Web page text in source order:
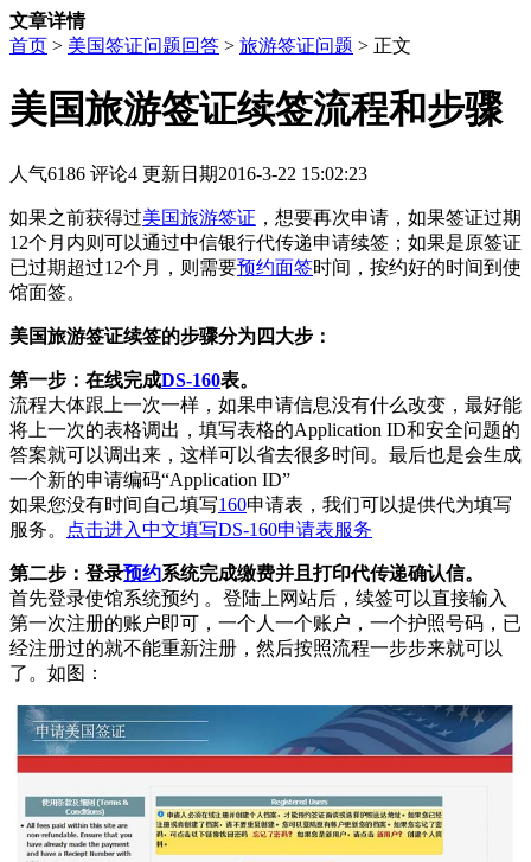
文章详情
首页 > 美国签证问题回答 > 旅游签证问题 > 正文
美国旅游签证续签流程和步骤
人气6186 评论4 更新日期2016-3-22 15:02:23
如果之前获得过美国旅游签证 ，想要再次申请，如果签证过期
12个月内则可以通过中信银行代传递申请续签；如果是原签证
已过期超过12个月，则需要预约面签时间，按约好的时间到使
馆面签。
美国旅游签证续签的步骤分为四大步：
第一步：在线完成DS-160表。
流程大体跟上一次一样，如果申请信息没有什么改变，最好能
将上一次的表格调出，填写表格的Application ID和安全问题的
答案就可以调出来，这样可以省去很多时间。最后也是会生成
一个新的申请编码“Application ID”
如果您没有时间自己填写160申请表，我们可以提供代为填写
服务。
点击进入中文填写DS-160申请表服务
第二步：登录预约系统完成缴费并且打印代传递确认信。
首先登录使馆系统预约 。登陆上网站后，续签可以直接输入
第一次注册的账户即可，一个人一个账户，一个护照号码，已
经注册过的就不能重新注册，然后按照流程一步步来就可以
了。如图：